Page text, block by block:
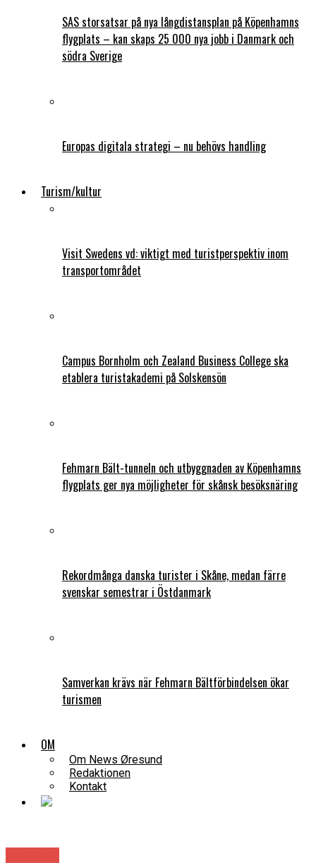
SAS storsatsar på nya långdistansplan på Köpenhamns
flygplats – kan skaps 25 000 nya jobb i Danmark och
södra Sverige
Europas digitala strategi – nu behövs handling
Turism/kultur
Visit Swedens vd: viktigt med turistperspektiv inom
transportområdet
Campus Bornholm och Zealand Business College ska
etablera turistakademi på Solskensön
Fehmarn Bält-tunneln och utbyggnaden av Köpenhamns
flygplats ger nya möjligheter för skånsk besöksnäring
Rekordmånga danska turister i Skåne, medan färre
svenskar semestrar i Östdanmark
Samverkan krävs när Fehmarn Bältförbindelsen ökar
turismen
OM
Om News Øresund
Redaktionen
Kontakt